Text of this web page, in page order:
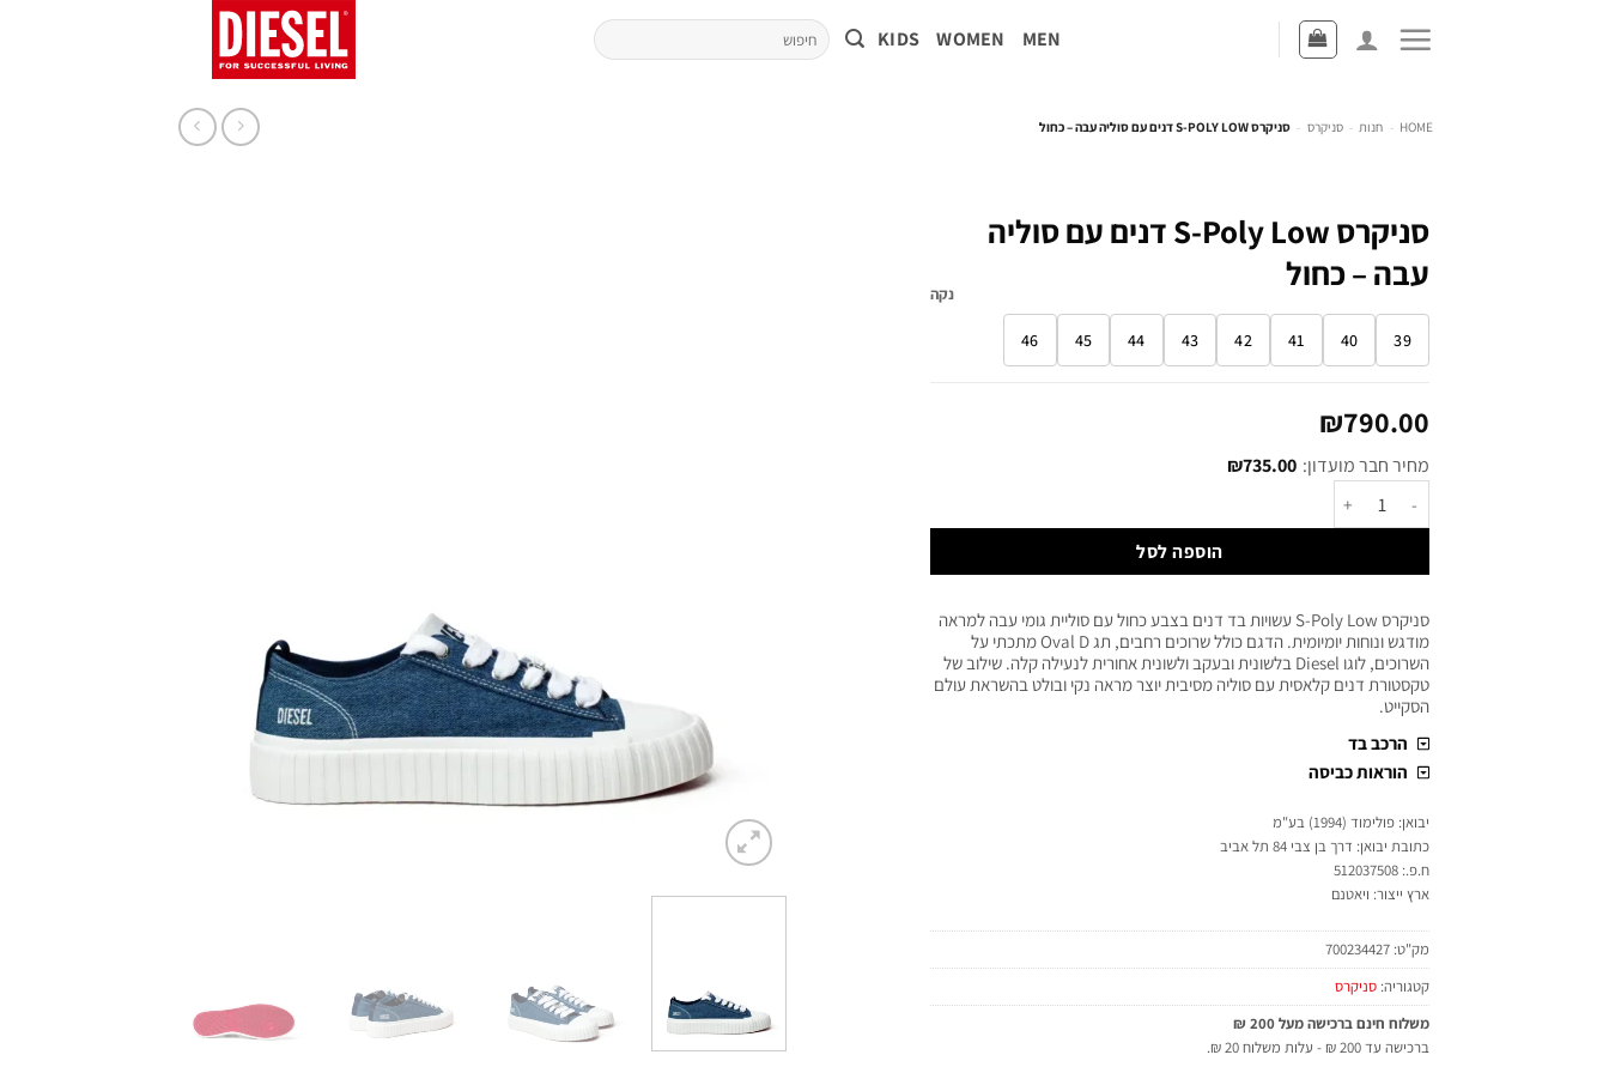
MEN
WOMEN
KIDS
HOME
- חנות - סניקרס - סניקרס S-POLY LOW דנים עם סוליה עבה – כחול
סניקרס S-Poly Low דנים עם סוליה
עבה – כחול
39
40
41
42
43
44
45
46
נקה
₪790.00
מחיר חבר מועדון: ₪735.00
הוספה לסל
סניקרס S-Poly Low עשויות בד דנים בצבע כחול עם סוליית גומי עבה למראה
מודגש ונוחות יומיומית. הדגם כולל שרוכים רחבים, תג Oval D מתכתי על
השרוכים, לוגו Diesel בלשונית ובעקב ולשונית אחורית לנעילה קלה. שילוב של
טקסטורת דנים קלאסית עם סוליה מסיבית יוצר מראה נקי ובולט בהשראת עולם
הסקייט.
הרכב בד
הוראות כביסה
יבואן: פולימוד (1994) בע"מ
כתובת יבואן: דרך בן צבי 84 תל אביב
ח.פ.: 512037508
ארץ ייצור: ויאטנם
מק"ט: 700234427
קטגוריה: סניקרס
משלוח חינם ברכישה מעל 200 ₪
ברכישה עד 200 ₪ - עלות משלוח 20 ₪.